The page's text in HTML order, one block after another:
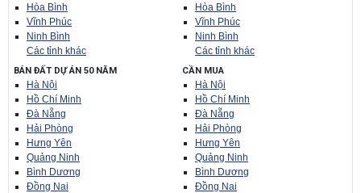
Hòa Bình
Vĩnh Phúc
Ninh Bình
Các tỉnh khác
Hòa Bình
Vĩnh Phúc
Ninh Bình
Các tỉnh khác
BÁN ĐẤT DỰ ÁN 50 NĂM
Hà Nội
Hồ Chí Minh
Đà Nẵng
Hải Phòng
Hưng Yên
Quảng Ninh
Bình Dương
Đồng Nai
CẦN MUA
Hà Nội
Hồ Chí Minh
Đà Nẵng
Hải Phòng
Hưng Yên
Quảng Ninh
Bình Dương
Đồng Nai